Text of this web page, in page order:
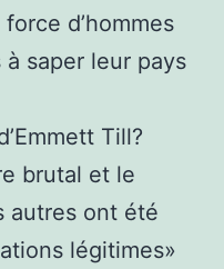
d’hommes
à saper leur pays
Till?
brutal et le
autres ont été
légitimes»